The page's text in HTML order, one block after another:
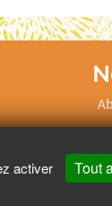
activer Tout